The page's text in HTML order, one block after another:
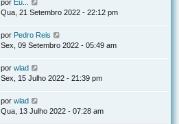
por Eu...
Qua, 21 Setembro 2022 - 22:12 pm
por Pedro Reis
Sex, 09 Setembro 2022 - 05:49 am
por wlad
Sex, 15 Julho 2022 - 21:39 pm
por wlad
Qua, 13 Julho 2022 - 07:28 am